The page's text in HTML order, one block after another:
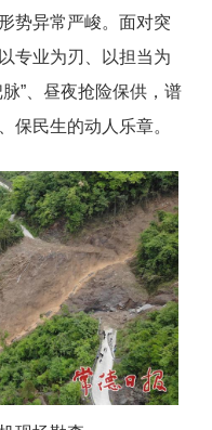
势异常严峻。面对突
专业为刃、以担当为
”、昼夜抢险保供，谱
保民生的动人乐章。